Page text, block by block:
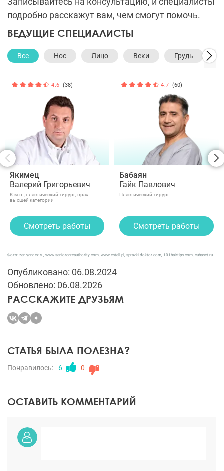
подробно расскажут вам, чем смогут помочь.
ВЕДУЩИЕ СПЕЦИАЛИСТЫ
Все Нос Лицо Веки Грудь
Якимец
Валерий Григорьевич
4.6 (38)
К.м.н., пластический хирург, врач
высшей категории
Смотреть работы
Бабаян
Гайк Павлович
4.7 (60)
Пластический хирург
Смотреть работы
Фото: zen.yandex.ru, www.seniorcareauthority.com, www.estell.pl, spravki-doktor.com, 101hairtips.com, cubaset.ru
Опубликовано: 06.08.2024
Обновлено: 06.08.2026
РАССКАЖИТЕ ДРУЗЬЯМ
СТАТЬЯ БЫЛА ПОЛЕЗНА?
Понравилось: 6 0
ОСТАВИТЬ КОММЕНТАРИЙ